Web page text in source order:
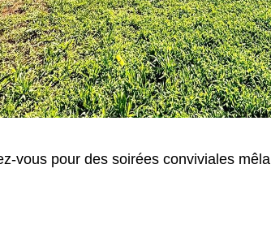
vous pour des soirées conviviales